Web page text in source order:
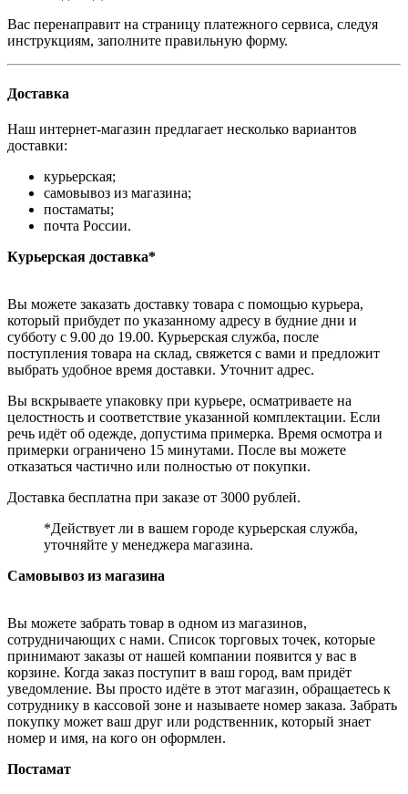
Вас перенаправит на страницу платежного сервиса, следуя
инструкциям, заполните правильную форму.
Доставка
Наш интернет-магазин предлагает несколько вариантов
доставки:
курьерская;
самовывоз из магазина;
постаматы;
почта России.
Курьерская доставка*
Вы можете заказать доставку товара с помощью курьера,
который прибудет по указанному адресу в будние дни и
субботу с 9.00 до 19.00. Курьерская служба, после
поступления товара на склад, свяжется с вами и предложит
выбрать удобное время доставки. Уточнит адрес.
Вы вскрываете упаковку при курьере, осматриваете на
целостность и соответствие указанной комплектации. Если
речь идёт об одежде, допустима примерка. Время осмотра и
примерки ограничено 15 минутами. После вы можете
отказаться частично или полностью от покупки.
Доставка бесплатна при заказе от 3000 рублей.
*Действует ли в вашем городе курьерская служба,
уточняйте у менеджера магазина.
Самовывоз из магазина
Вы можете забрать товар в одном из магазинов,
сотрудничающих с нами. Список торговых точек, которые
принимают заказы от нашей компании появится у вас в
корзине. Когда заказ поступит в ваш город, вам придёт
уведомление. Вы просто идёте в этот магазин, обращаетесь к
сотруднику в кассовой зоне и называете номер заказа. Забрать
покупку может ваш друг или родственник, который знает
номер и имя, на кого он оформлен.
Постамат